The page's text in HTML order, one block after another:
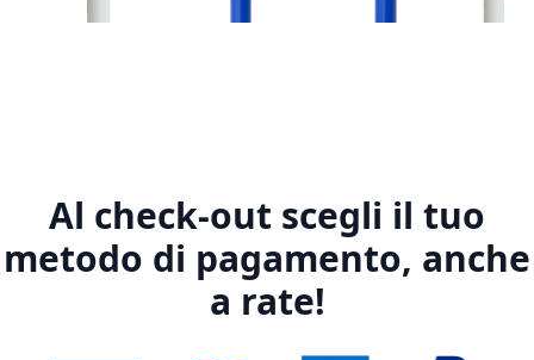
Al check-out scegli il tuo
metodo di pagamento, anche
a rate!